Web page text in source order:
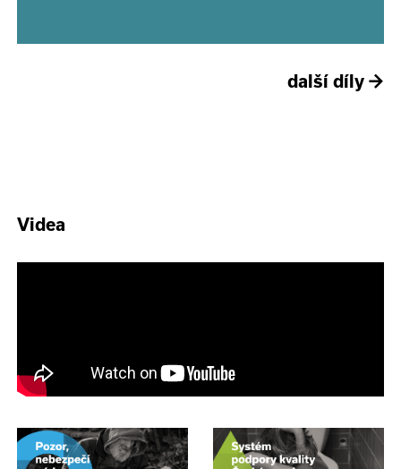
další díly →
Videa